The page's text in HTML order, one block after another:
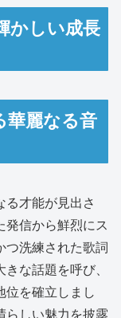
かしい成長
華麗なる音
る才能が見出さ
発信から鮮烈にス
つ洗練された歌詞
な話題を呼び、
位を確立しまし
らしい魅力を披露